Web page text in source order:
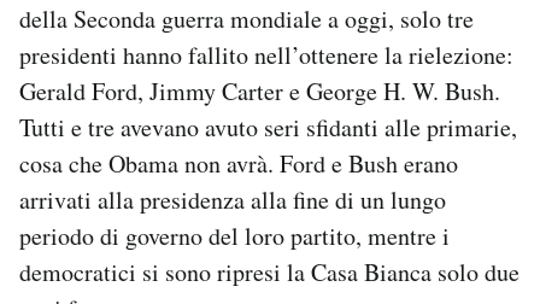
della Seconda guerra mondiale a oggi, solo tre
presidenti hanno fallito nell’ottenere la rielezione:
Gerald Ford, Jimmy Carter e George H. W. Bush.
Tutti e tre avevano avuto seri sfidanti alle primarie,
cosa che Obama non avrà. Ford e Bush erano
arrivati alla presidenza alla fine di un lungo
periodo di governo del loro partito, mentre i
democratici si sono ripresi la Casa Bianca solo due